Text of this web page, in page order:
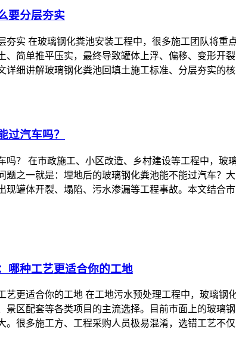
要分层夯实
夯实 在玻璃钢化粪池安装工程中，很多施工团队将
、简单推平压实，最终导致罐体上浮、偏移、变形
详细讲解玻璃钢化粪池回填土施工标准、分层夯实的
过汽车吗？
吗？ 在市政施工、小区改造、乡村建设等工程中，
题之一就是：埋地后的玻璃钢化粪池能不能过汽车？
现罐体开裂、塌陷、污水渗漏等工程事故。本文结
哪种工艺更适合你的工地
更适合你的工地 在工地污水预处理工程中，玻璃钢
景区配套等各类项目的主流选择。目前市面上的玻璃
。很多施工方、工程采购人员极易混淆，选错工艺不